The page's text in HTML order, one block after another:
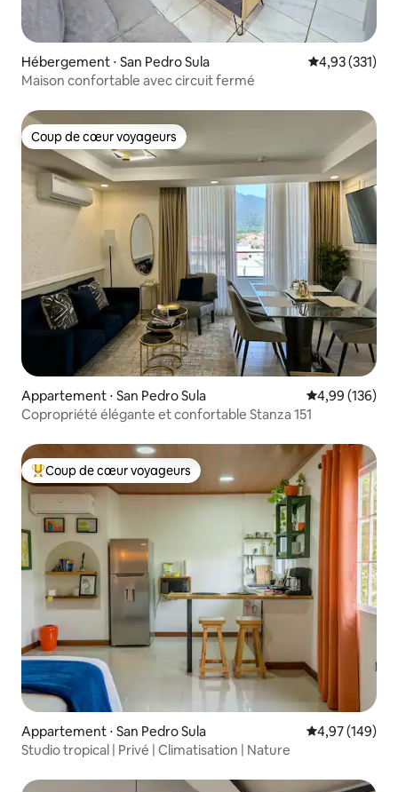
Hébergement ⋅ San Pedro Sula Évaluation
4,93 (331)
Maison confortable avec circuit fermé
Coup de cœur voyageurs
Coup de cœur voyageurs
Appartement ⋅ San Pedro Sula Évaluation
4,99 (136)
Copropriété élégante et confortable Stanza 151
Coups de cœur voyageurs les plus appréciés
Coup de cœur voyageurs
Appartement ⋅ San Pedro Sula Évaluation
4,97 (149)
Studio tropical | Privé | Climatisation | Nature